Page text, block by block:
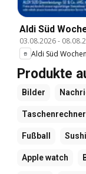
Aldi Süd
03.08.2026-
Aldi Süd
Produkte
Bilder
Taschenrechner
Fußball Sushi
Apple watch